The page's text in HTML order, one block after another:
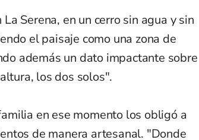
Serena, en un cerro sin agua y sin
el paisaje como una zona de
además un dato impactante sobre
los dos solos".
en ese momento los obligó a
de manera artesanal. "Donde